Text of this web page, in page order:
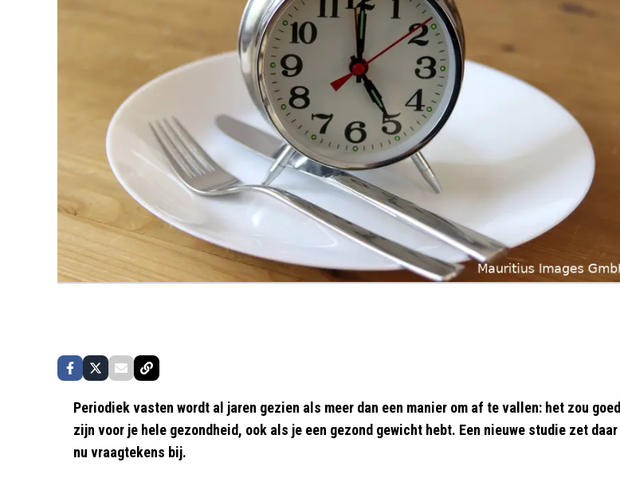
Periodiek vasten wordt al jaren gezien als meer dan een manier om af te vallen: het zou goed
zijn voor je hele gezondheid, ook als je een gezond gewicht hebt. Een nieuwe studie zet daar
nu vraagtekens bij.